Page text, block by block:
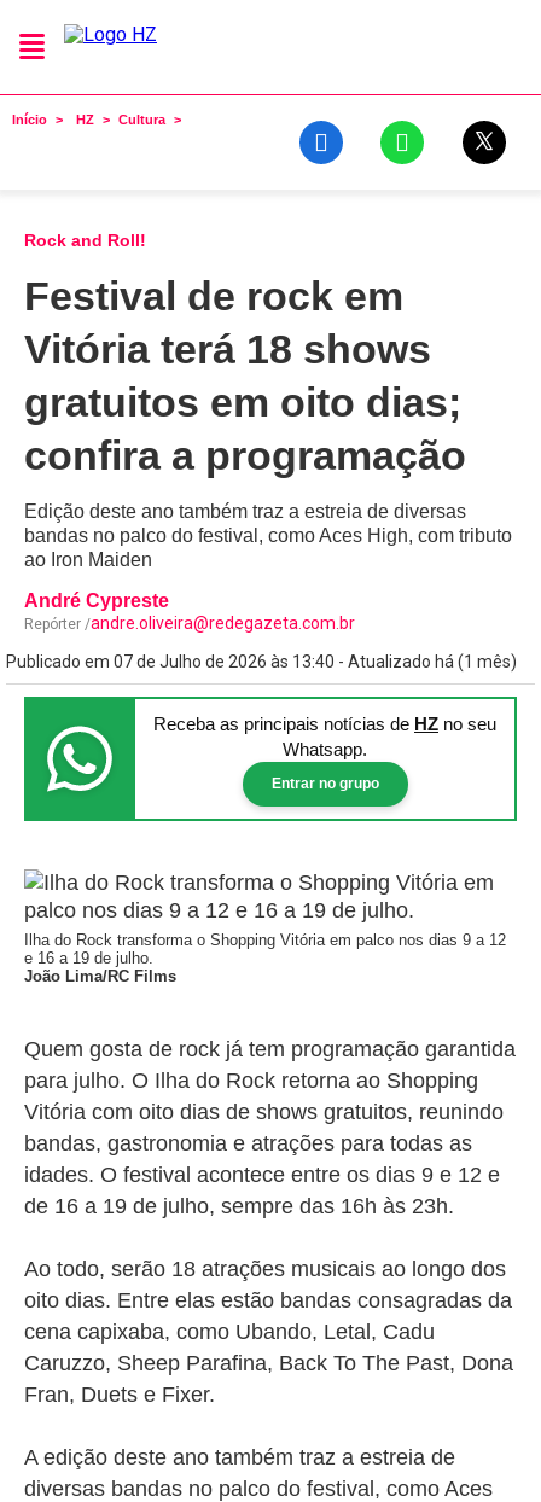
Início HZ Cultura
Rock and Roll!
Festival de rock em
Vitória terá 18 shows
gratuitos em oito dias;
confira a programação
Edição deste ano também traz a estreia de diversas
bandas no palco do festival, como Aces High, com tributo
ao Iron Maiden
André Cypreste
Repórter /andre.oliveira@redegazeta.com.br
Publicado em 07 de Julho de 2026 às 13:40 - Atualizado há (1 mês)
Receba as principais notícias de HZ no seu
Whatsapp.
Entrar no grupo
Ilha do Rock transforma o Shopping Vitória em palco nos dias 9 a 12
e 16 a 19 de julho.
João Lima/RC Films
Quem gosta de rock já tem programação garantida
para julho. O Ilha do Rock retorna ao Shopping
Vitória com oito dias de shows gratuitos, reunindo
bandas, gastronomia e atrações para todas as
idades. O festival acontece entre os dias 9 e 12 e
de 16 a 19 de julho, sempre das 16h às 23h.
Ao todo, serão 18 atrações musicais ao longo dos
oito dias. Entre elas estão bandas consagradas da
cena capixaba, como Ubando, Letal, Cadu
Caruzzo, Sheep Parafina, Back To The Past, Dona
Fran, Duets e Fixer.
A edição deste ano também traz a estreia de
diversas bandas no palco do festival, como Aces